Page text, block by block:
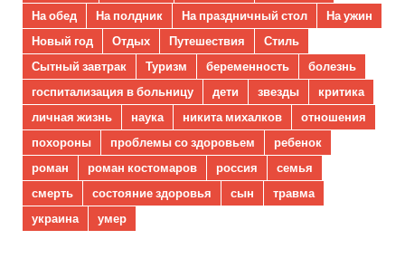
На обед
На полдник На праздничный стол
На ужин
Новый год
Отдых Путешествия
Стиль
Сытный завтрак
Туризм беременность
болезнь
госпитализация в больницу
дети звезды
критика
личная жизнь
наука никита михалков
отношения
похороны
проблемы со здоровьем
ребенок
роман
роман костомаров россия
семья
смерть
состояние здоровья сын
травма
украина
умер